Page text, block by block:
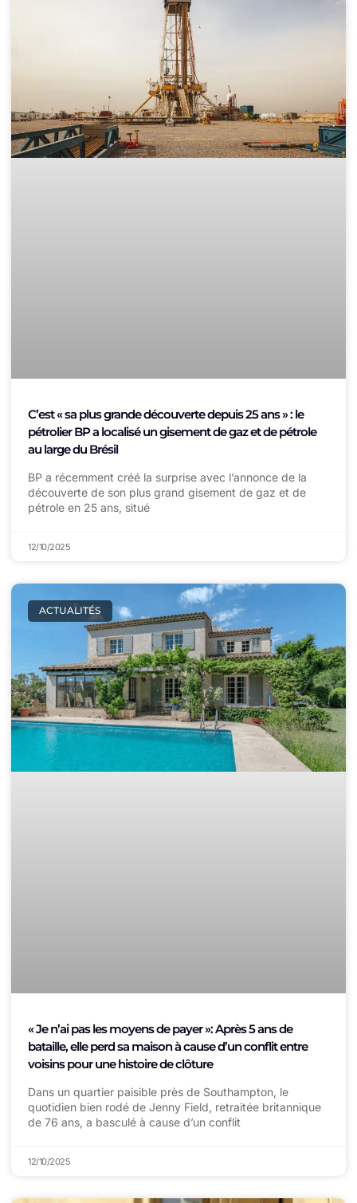
C’est « sa plus grande découverte depuis 25 ans » : le
pétrolier BP a localisé un gisement de gaz et de pétrole
au large du Brésil
BP a récemment créé la surprise avec l’annonce de la
découverte de son plus grand gisement de gaz et de
pétrole en 25 ans, situé
12/10/2025
ACTUALITÉS
« Je n’ai pas les moyens de payer »: Après 5 ans de
bataille, elle perd sa maison à cause d’un conflit entre
voisins pour une histoire de clôture
Dans un quartier paisible près de Southampton, le
quotidien bien rodé de Jenny Field, retraitée britannique
de 76 ans, a basculé à cause d’un conflit
12/10/2025